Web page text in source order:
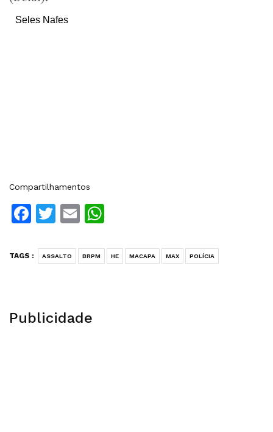
Seles Nafes
Compartilhamentos
Facebook
Twitter
Email
TAGS : ASSALTO BRPM HE MACAPA MAX POLÍCIA
Publicidade